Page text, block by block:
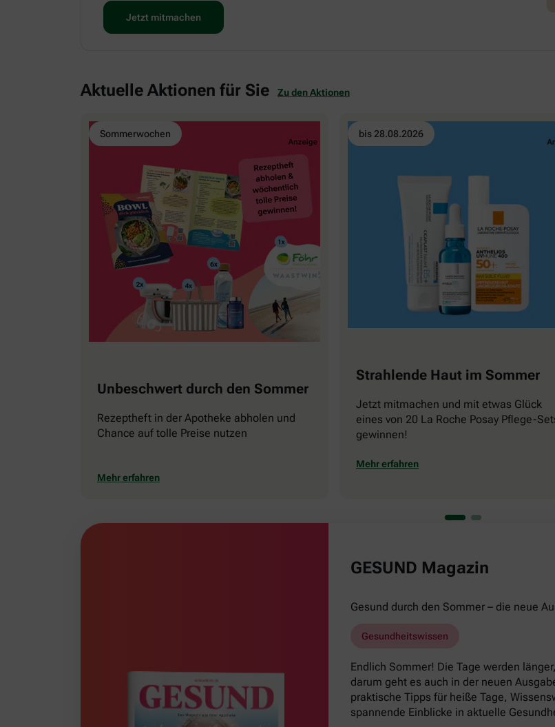
Jetzt mitmachen
Aktuelle Aktionen für Sie Zu den Aktionen
Sommerwochen
Unbeschwert durch den Sommer
Rezeptheft in der Apotheke abholen und
Chance auf tolle Preise nutzen
Mehr erfahren
bis 28.08.2026
Strahlende Haut im Sommer
Jetzt mitmachen und mit etwas Glück
eines von 20 La Roche Posay Pflege-
gewinnen!
Mehr erfahren
GESUND Magazin
Gesund durch den Sommer – die neue
Gesundheitswissen
Endlich Sommer! Die Tage werden
darum geht es auch in der neuen
praktische Tipps für heiße Tage,
spannende Einblicke in aktuelle